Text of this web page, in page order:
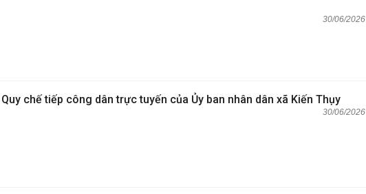
30/06/2026
chế tiếp công dân trực tuyến của Ủy ban nhân dân xã Kiến Thụy
30/06/2026